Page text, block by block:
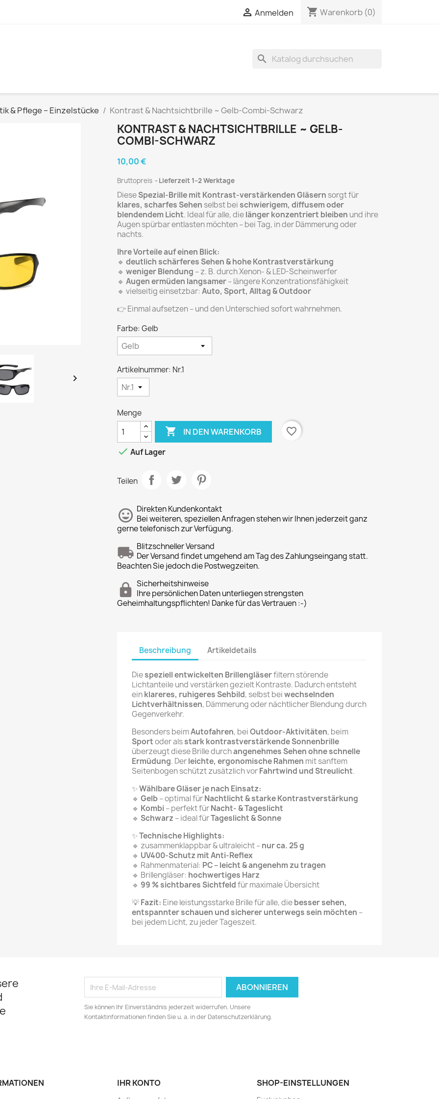
 Anmelden shopping_cart Warenkorb (0)
search
& Pflege – Einzelstücke Kontrast & Nachtsichtbrille ~ Gelb-Combi-Schwarz

KONTRAST & NACHTSICHTBRILLE ~ GELB-
COMBI-SCHWARZ
10,00 €
Bruttopreis Lieferzeit 1–2 Werktage
DieseSpezial-Brille mit Kontrast-verstärkenden Gläsern sorgt für
klares, scharfes Sehen selbst beischwierigem, diffusem oder
blendendem Licht. Ideal für alle, dielänger konzentriert bleiben und ihre
Augen spürbar entlasten möchten – bei Tag, in der Dämmerung oder
nachts.
Ihre Vorteile auf einen Blick:
🔹 deutlich schärferes Sehen & hohe Kontrastverstärkung
🔹 weniger Blendung – z. B. durch Xenon- & LED-Scheinwerfer
🔹 Augen ermüden langsamer– längere Konzentrationsfähigkeit
🔹 vielseitig einsetzbar: Auto, Sport, Alltag & Outdoor
👉 Einmal aufsetzen – und den Unterschied sofort wahrnehmen.
Farbe: Gelb
Artikelnummer: Nr.1
Menge
 IN DEN WARENKORB
favorite_border
 Auf Lager
Teilen
Direkten Kundenkontakt
Bei weiteren, speziellen Anfragen stehen wir Ihnen jederzeit ganz
gerne telefonisch zur Verfügung.
Blitzschneller Versand
Der Versand findet umgehend am Tag des Zahlungseingang statt.
Beachten Sie jedoch die Postwegzeiten.
Sicherheitshinweise
Ihre persönlichen Daten unterliegen strengsten
Geheimhaltungspflichten! Danke für das Vertrauen :-)
Beschreibung Artikeldetails
Diespeziell entwickelten Brillengläserfiltern störende
Lichtanteile und verstärken gezielt Kontraste. Dadurch entsteht
einklareres, ruhigeres Sehbild, selbst beiwechselnden
Lichtverhältnissen, Dämmerung oder nächtlicher Blendung durch
Gegenverkehr.
Besonders beimAutofahren, beiOutdoor-Aktivitäten, beim
Sportoder alsstark kontrastverstärkende Sonnenbrille
überzeugt diese Brille durchangenehmes Sehen ohne schnelle
Ermüdung. Derleichte, ergonomische Rahmen mit sanftem
Seitenbogen schützt zusätzlich vorFahrtwind und Streulicht.
✨Wählbare Gläser je nach Einsatz:
🔹 Gelb – optimal fürNachtlicht & starke Kontrastverstärkung
🔹 Kombi – perfekt fürNacht- & Tageslicht
🔹 Schwarz – ideal fürTageslicht & Sonne
✨Technische Highlights:
🔹 zusammenklappbar & ultraleicht –nur ca. 25 g
🔹 UV400-Schutz mit Anti-Reflex
🔹 Rahmenmaterial: PC – leicht & angenehm zu tragen
🔹 Brillengläser: hochwertiges Harz
🔹 99 % sichtbares Sichtfeldfür maximale Übersicht
💡Fazit: Eine leistungsstarke Brille für alle, diebesser sehen,
entspannter schauen und sicherer unterwegs sein möchten –
bei jedem Licht, zu jeder Tageszeit.
Sie können Ihr Einverständnis jederzeit widerrufen. Unsere
Kontaktinformationen finden Sie u. a. in der Datenschutzerklärung.
IHR KONTO SHOP-EINSTELLUNGEN